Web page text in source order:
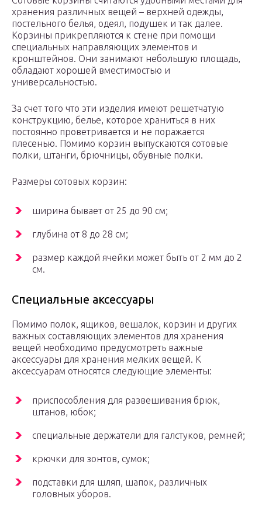
хранения различных вещей – верхней одежды,
постельного белья, одеял, подушек и так далее.
Корзины прикрепляются к стене при помощи
специальных направляющих элементов и
кронштейнов. Они занимают небольшую площадь,
обладают хорошей вместимостью и
универсальностью.
За счет того что эти изделия имеют решетчатую
конструкцию, белье, которое храниться в них
постоянно проветривается и не поражается
плесенью. Помимо корзин выпускаются сотовые
полки, штанги, брючницы, обувные полки.
Размеры сотовых корзин:
ширина бывает от 25 до 90 см;
глубина от 8 до 28 см;
размер каждой ячейки может быть от 2 мм до 2
см.
Специальные аксессуары
Помимо полок, ящиков, вешалок, корзин и других
важных составляющих элементов для хранения
вещей необходимо предусмотреть важные
аксессуары для хранения мелких вещей. К
аксессуарам относятся следующие элементы:
приспособления для развешивания брюк,
штанов, юбок;
специальные держатели для галстуков, ремней;
крючки для зонтов, сумок;
подставки для шляп, шапок, различных
головных уборов.